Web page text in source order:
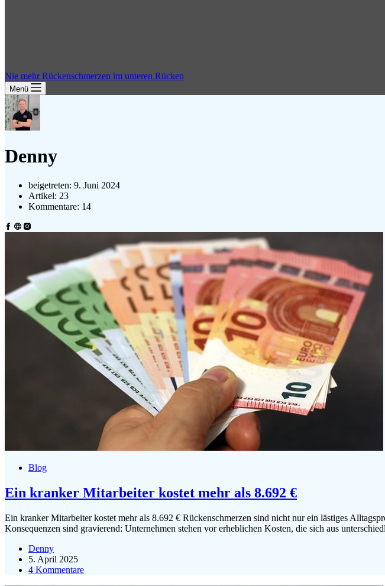
Nie mehr Rückenschmerzen im unteren Rücken
Menü
Denny
beigetreten: 9. Juni 2024
Artikel: 23
Kommentare: 14
Blog
Ein kranker Mitarbeiter kostet mehr als 8.692 €
Ein kranker Mitarbeiter kostet mehr als 8.692 € Rückenschmerzen sind nicht nur ein lästiges
Konsequenzen sind gravierend: Unternehmen stehen vor erheblichen Kosten, die sich aus
Denny
5. April 2025
4 Kommentare